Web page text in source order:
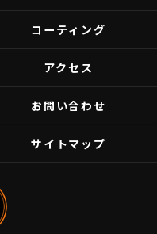
コーティング
アクセス
お問い合わせ
サイトマップ